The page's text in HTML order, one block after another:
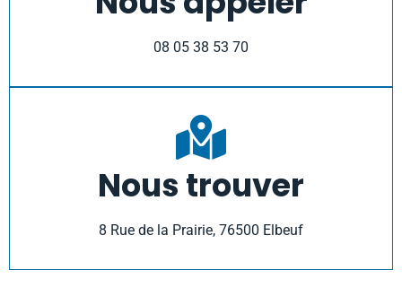
08 05 38 53 70
Nous trouver
8 Rue de la Prairie, 76500 Elbeuf